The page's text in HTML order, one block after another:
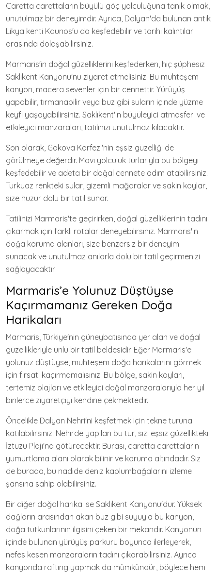
Caretta carettaların büyülü göç yolculuğuna tanık olmak,
unutulmaz bir deneyimdir. Ayrıca, Dalyan'da bulunan antik
Likya kenti Kaunos'u da keşfedebilir ve tarihi kalıntılar
arasında dolaşabilirsiniz.
Marmaris'in doğal güzelliklerini keşfederken, hiç şüphesiz
Saklıkent Kanyonu'nu ziyaret etmelisiniz. Bu muhteşem
kanyon, macera sevenler için bir cennettir. Yürüyüş
yapabilir, tırmanabilir veya buz gibi suların içinde yüzme
keyfi yaşayabilirsiniz. Saklıkent'in büyüleyici atmosferi ve
etkileyici manzaraları, tatilinizi unutulmaz kılacaktır.
Son olarak, Gökova Körfezi'nin eşsiz güzelliği de
görülmeye değerdir. Mavi yolculuk turlarıyla bu bölgeyi
keşfedebilir ve adeta bir doğal cennete adım atabilirsiniz.
Turkuaz renkteki sular, gizemli mağaralar ve sakin koylar,
size huzur dolu bir tatil sunar.
Tatilinizi Marmaris'te geçirirken, doğal güzelliklerinin tadını
çıkarmak için farklı rotalar deneyebilirsiniz. Marmaris'in
doğa koruma alanları, size benzersiz bir deneyim
sunacak ve unutulmaz anılarla dolu bir tatil geçirmenizi
sağlayacaktır.
Marmaris’e Yolunuz Düştüyse
Kaçırmamanız Gereken Doğa
Harikaları
Marmaris, Türkiye'nin güneybatısında yer alan ve doğal
güzellikleriyle ünlü bir tatil beldesidir. Eğer Marmaris'e
yolunuz düştüyse, muhteşem doğa harikalarını görmek
için fırsatı kaçırmamalısınız. Bu bölge, sakin koyları,
tertemiz plajları ve etkileyici doğal manzaralarıyla her yıl
binlerce ziyaretçiyi kendine çekmektedir.
Öncelikle Dalyan Nehri'ni keşfetmek için tekne turuna
katılabilirsiniz. Nehirde yapılan bu tur, sizi eşsiz güzellikteki
İztuzu Plajı'na götürecektir. Burası, caretta carettaların
yumurtlama alanı olarak bilinir ve koruma altındadır. Siz
de burada, bu nadide deniz kaplumbağalarını izleme
şansına sahip olabilirsiniz.
Bir diğer doğal harika ise Saklıkent Kanyonu'dur. Yüksek
dağların arasından akan buz gibi suyuyla bu kanyon,
doğa tutkunlarının ilgisini çeken bir mekandır. Kanyonun
içinde bulunan yürüyüş parkuru boyunca ilerleyerek,
nefes kesen manzaraların tadını çıkarabilirsiniz. Ayrıca
kanyonda rafting yapmak da mümkündür, böylece hem